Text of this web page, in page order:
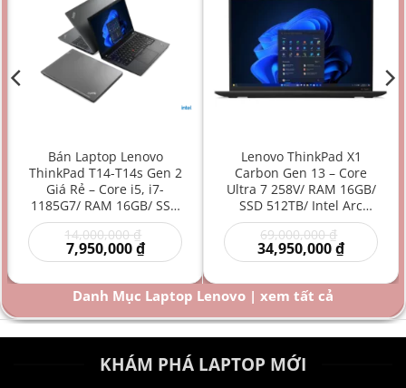
Bán Laptop Lenovo
ThinkPad T14-T14s Gen 2
Giá Rẻ – Core i5, i7-
1185G7/ RAM 16GB/ SSD
512GB/ Intel Iris Xe
Graphics/ 14 inch –
Laptop doanh nhân/
Laptop bền bỉ/ Laptop
hiệu năng mạnh giá rẻ
14,000,000₫
gốc
là:
14,000,000 ₫.
7,950,000₫Giá
hiện
là:
7,950,000 ₫.
Lenovo ThinkPad X1
Carbon Gen 13 – Core
Ultra 7 258V/ RAM 16GB/
SSD 512TB/ Intel Arc
Graphics 140V/ 14 inch –
Laptop AI Doanh Nhân
Siêu Cao Cấp Mỏng Nhẹ
69,000,000₫
gốc
là:
34,950,000₫Giá
hiện
là:
₫.
Danh Mục Laptop Lenovo | xem tất cả
KHÁM PHÁ LAPTOP MỚI